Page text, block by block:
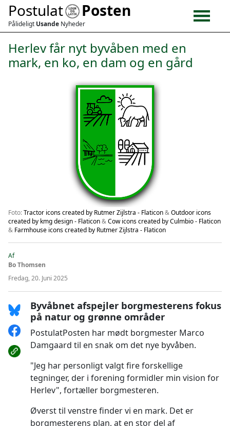
Postulat Posten
Pålideligt Usande Nyheder
Herlev får nyt byvåben med en
mark, en ko, en dam og en gård
Foto:Tractor icons created by Rutmer Zijlstra - Flaticon&Outdoor icons
created by kmg design - Flaticon&Cow icons created by Culmbio - Flaticon
& Farmhouse icons created by Rutmer Zijlstra - Flaticon
Af
Bo Thomsen
Fredag, 20. Juni 2025
Byvåbnet afspejler borgmesterens fokus
på natur og grønne områder
PostulatPosten har mødt borgmester Marco
Damgaard til en snak om det nye byvåben.
"Jeg har personligt valgt fire forskellige
tegninger, der i forening formidler min vision for
Herlev", fortæller borgmesteren.
Øverst til venstre finder vi en mark. Det er
borgmesterens plan, at en stor del af